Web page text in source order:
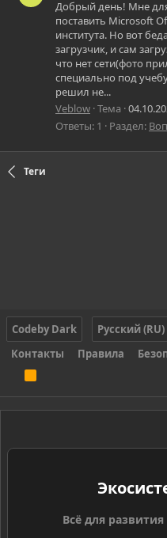
Добрый день! Мне
поставить Microsoft
института. Но вот
загрузчик, и сам
что нет сети(фото
специально под
решил не...
Veblow Тема
Ответы: 1 Раздел:
Теги
Codeby Dark
Русский (RU)
Контакты
Правила
S
Всё для